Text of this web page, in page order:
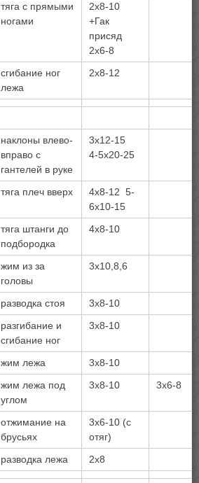
тяга с прямыми
ногами
2х8-10
+Гак
присяд
2х6-8
сгибание ног
лежа
2х8-12
наклоны влево-
вправо с
гантелей в руке
3х12-15
4-5х20-25
тяга плеч вверх
4х8-12 5-
6х10-15
тяга штанги до
подбородка
4х8-10
жим из за
головы
3х10,8,6
разводка стоя
3х8-10
разгибание и
сгибание ног
3х8-10
жим лежа
3х8-10
жим лежа под
углом
3х8-10 3х6-8
отжимание на
брусьях
3х6-10 (с
отяг)
разводка лежа
2х8